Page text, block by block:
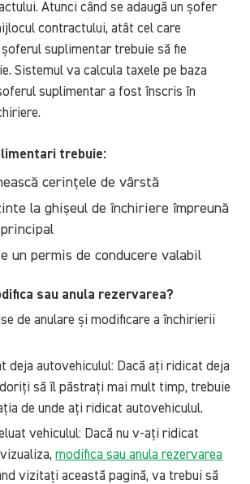
Atunci când se adaugă un șofer
contractului, atât cel care
suplimentar trebuie să fie
Sistemul va calcula taxele pe baza
suplimentar a fost înscris în
trebuie:
cerințele de vârstă
la ghișeul de închiriere împreună
un permis de conducere valabil
sau anula rezervarea?
de anulare și modificare a închirierii
deja autovehiculul: Dacă ați ridicat deja
să îl păstrați mai mult timp, trebuie
de unde ați ridicat autovehiculul.
vehiculul: Dacă nu v-ați ridicat
modifica sau anula rezervarea
vizitați această pagină, va trebui să